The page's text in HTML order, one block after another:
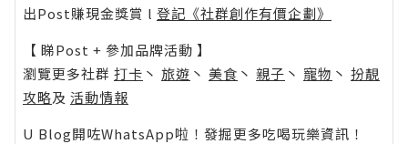
出Post賺現金獎賞 l 登記《社群創作有價企劃》
【 睇Post + 參加品牌活動 】
瀏覽更多社群 打卡 丶 旅遊 丶 美食 丶 親子 丶 寵物 丶 扮靚
攻略及 活動情報
U Blog開咗WhatsApp啦！發掘更多吃喝玩樂資訊！